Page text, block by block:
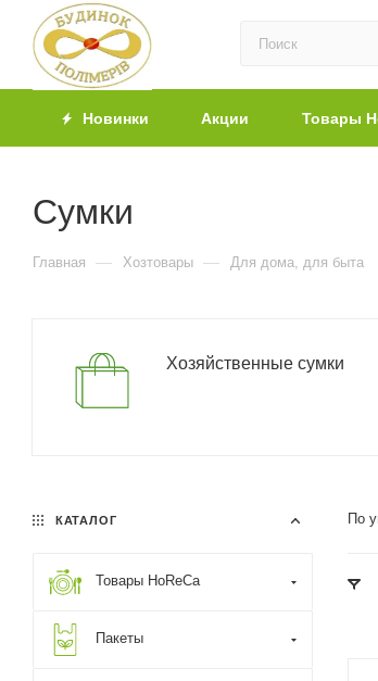
Новинки Акции Товары
Сумки
Главная — Хозтовары — Для дома, для быта
Хозяйственные сумки
По
КАТАЛОГ
Товары HoReCa
Пакеты